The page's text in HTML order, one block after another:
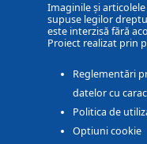
Imaginile și
supuse legilor
este interzisă fără
Proiect realizat prin
Reglementări
datelor cu
Politica de
Optiuni cookie